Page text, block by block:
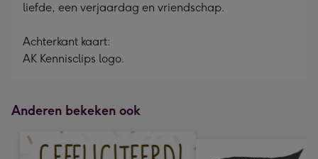
liefde, een verjaardag en vriendschap.
Achterkant kaart:
AK Kennisclips logo.
Anderen bekeken ook